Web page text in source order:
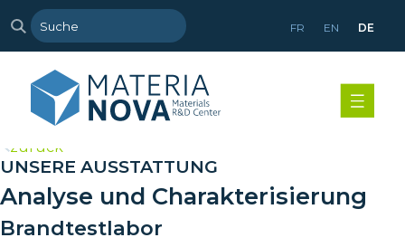
FR EN DE
zurück
UNSERE AUSSTATTUNG
Analyse und Charakterisierung
Brandtestlabor